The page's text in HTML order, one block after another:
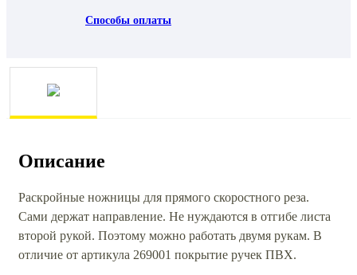
Способы оплаты
Описание
Раскройные ножницы для прямого скоростного реза.
Сами держат направление. Не нуждаются в отгибе листа
второй рукой. Поэтому можно работать двумя рукам. В
отличие от артикула 269001 покрытие ручек ПВХ.